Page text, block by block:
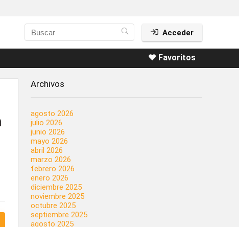
Acceder
❤️ Favoritos
Archivos
agosto 2026
julio 2026
junio 2026
mayo 2026
abril 2026
marzo 2026
febrero 2026
enero 2026
diciembre 2025
noviembre 2025
octubre 2025
septiembre 2025
agosto 2025